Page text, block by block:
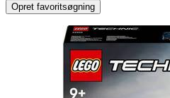
Opret favoritsøgning